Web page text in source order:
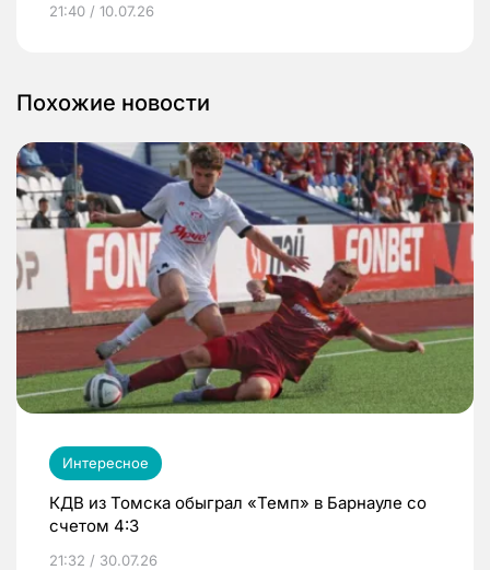
21:40 / 10.07.26
Похожие новости
Интересное
КДВ из Томска обыграл «Темп» в Барнауле со
счетом 4:3
21:32 / 30.07.26